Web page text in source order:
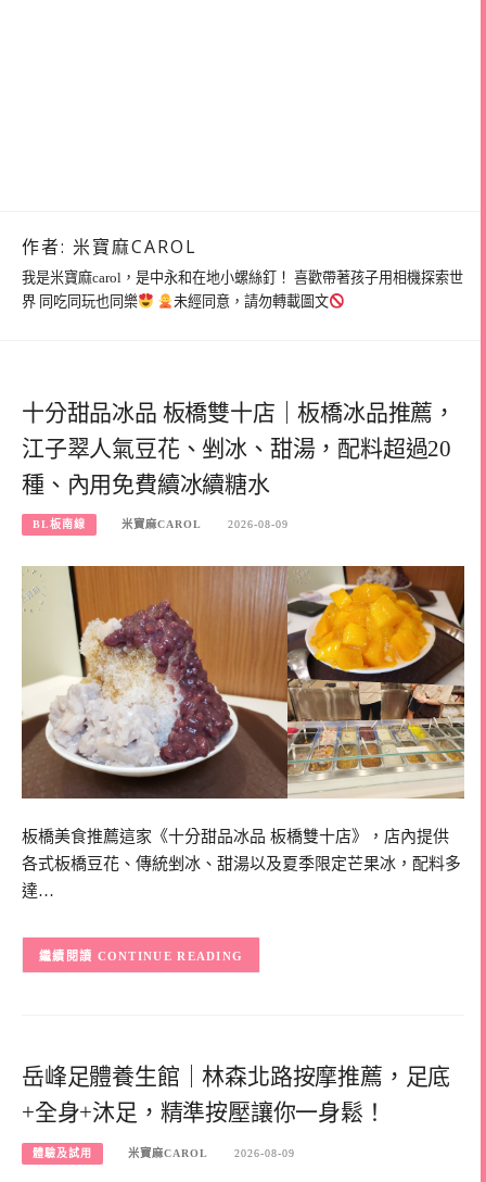
作者: 米寶麻CAROL
我是米寶麻carol，是中永和在地小螺絲釘！ 喜歡帶著孩子用相機探索世
界 同吃同玩也同樂
未經同意，請勿轉載圖文
十分甜品冰品 板橋雙十店｜板橋冰品推薦，
江子翠人氣豆花、剉冰、甜湯，配料超過20
種、內用免費續冰續糖水
BL板南線 米寶麻CAROL 2026-08-09
板橋美食推薦這家《十分甜品冰品 板橋雙十店》，店內提供
各式板橋豆花、傳統剉冰、甜湯以及夏季限定芒果冰，配料多
達…
CONTINUE READING
岳峰足體養生館｜林森北路按摩推薦，足底
+全身+沐足，精準按壓讓你一身鬆！
體驗及試用 米寶麻CAROL 2026-08-09